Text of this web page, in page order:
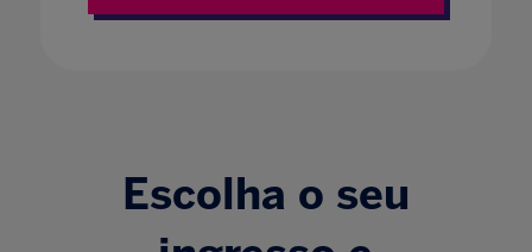
Escolha o seu